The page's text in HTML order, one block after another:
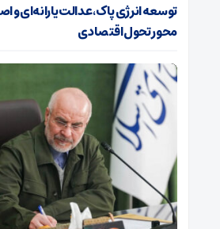
توسعه انرژی پاک، عدالت یارانه‌ای و
محور تحول اقتصادی